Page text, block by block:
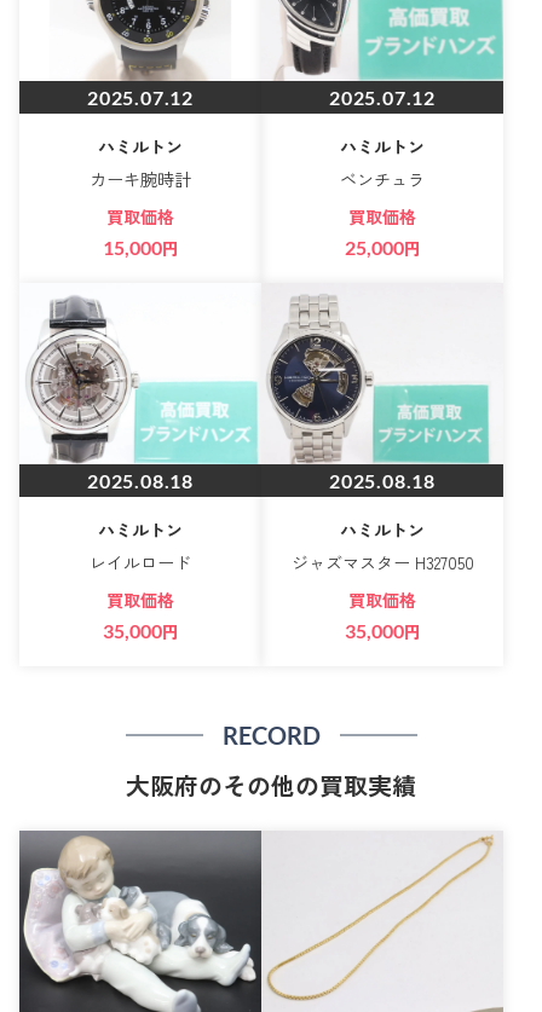
2025.07.12
ハミルトン
カーキ腕時計
買取価格
15,000円
2025.07.12
ハミルトン
ベンチュラ
買取価格
25,000円
2025.08.18
ハミルトン
レイルロード
買取価格
35,000円
2025.08.18
ハミルトン
ジャズマスター H327050
買取価格
35,000円
RECORD
大阪府のその他の買取実績